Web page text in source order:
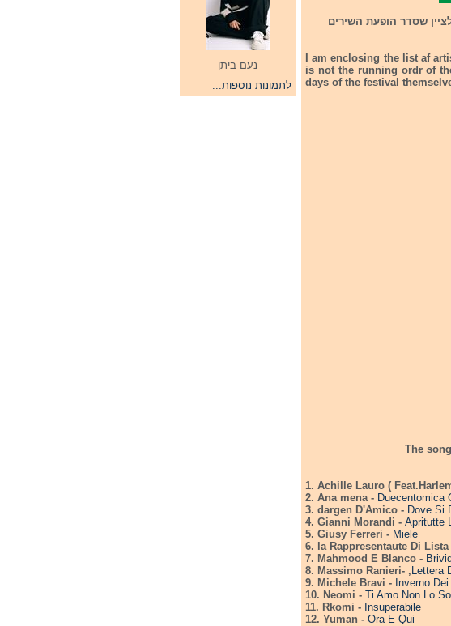
נעם ביתן
לתמונות נוספות...
בפסטיבל. יש לציין שסדר הופעת השירים
I am enclosing the list af
is not the running ordr of
days of the festival
The
1. Achille Lauro (
2. Ana mena - Duecentomica
3. dargen D'Amico - Dove Si
4. Gianni Morandi - Apritutte
5. Giusy Ferreri - Miele
6. la Rappresentaute Di Lista
7. Mahmood E Blanco -
8. Massimo Ranieri- , Lettera
9. Michele Bravi - Inverno
10. Neomi - Ti Amo Non Lo
11. Rkomi - Insuperabile
12. Yuman - Ora E Qui